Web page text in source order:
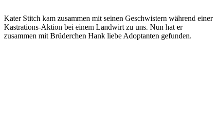
Kater Stitch kam zusammen mit seinen Geschwistern während einer
Kastrations-Aktion bei einem Landwirt zu uns. Nun hat er
zusammen mit Brüderchen Hank liebe Adoptanten gefunden.